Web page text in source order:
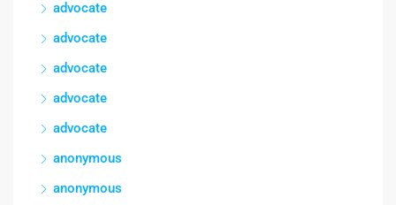
advocate
advocate
advocate
advocate
advocate
anonymous
anonymous